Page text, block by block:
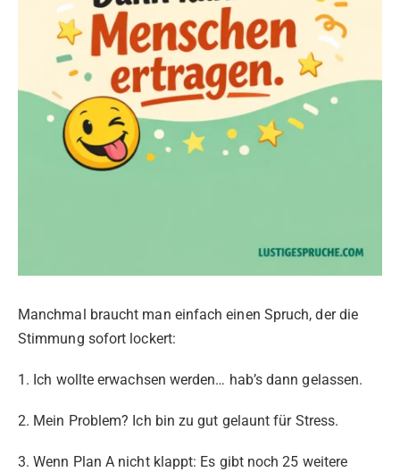
Manchmal braucht man einfach einen Spruch, der die
Stimmung sofort lockert:
1. Ich wollte erwachsen werden… hab’s dann gelassen.
2. Mein Problem? Ich bin zu gut gelaunt für Stress.
3. Wenn Plan A nicht klappt: Es gibt noch 25 weitere